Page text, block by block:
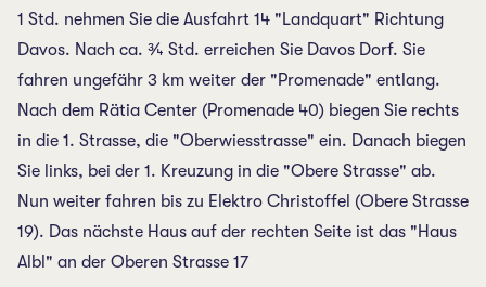
1 Std. nehmen Sie die Ausfahrt 14 "Landquart" Richtung
Davos. Nach ca. ¾ Std. erreichen Sie Davos Dorf. Sie
fahren ungefähr 3 km weiter der "Promenade" entlang.
Nach dem Rätia Center (Promenade 40) biegen Sie rechts
in die 1. Strasse, die "Oberwiesstrasse" ein. Danach biegen
Sie links, bei der 1. Kreuzung in die "Obere Strasse" ab.
Nun weiter fahren bis zu Elektro Christoffel (Obere Strasse
19). Das nächste Haus auf der rechten Seite ist das "Haus
Albl" an der Oberen Strasse 17